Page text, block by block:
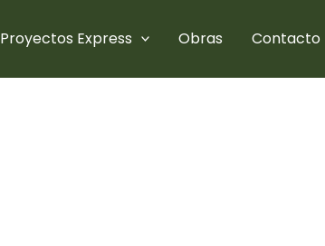
Proyectos Express Obras Contacto